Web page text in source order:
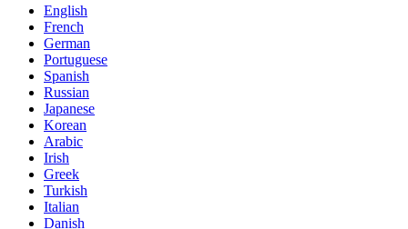
English
French
German
Portuguese
Spanish
Russian
Japanese
Korean
Arabic
Irish
Greek
Turkish
Italian
Danish